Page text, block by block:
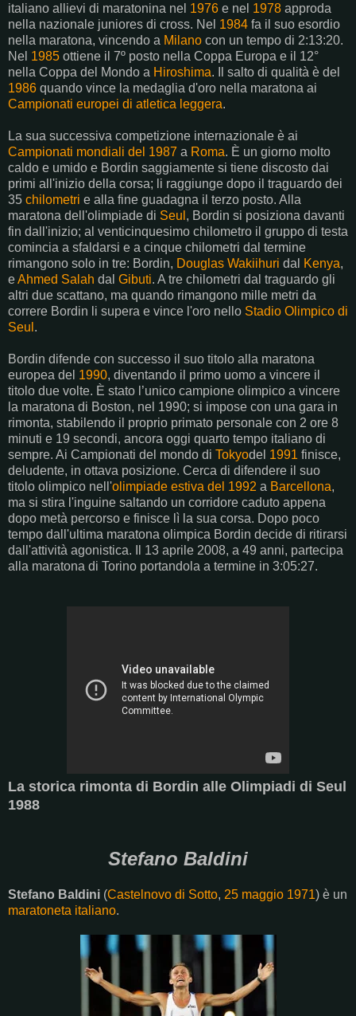
italiano allievi di maratonina nel 1976 e nel 1978 approda
nella nazionale juniores di cross. Nel 1984 fa il suo esordio
nella maratona, vincendo a Milano con un tempo di 2:13:20.
Nel 1985 ottiene il 7º posto nella Coppa Europa e il 12°
nella Coppa del Mondo a Hiroshima. Il salto di qualità è del
1986 quando vince la medaglia d'oro nella maratona ai
Campionati europei di atletica leggera.
La sua successiva competizione internazionale è ai
Campionati mondiali del 1987 a Roma. È un giorno molto
caldo e umido e Bordin saggiamente si tiene discosto dai
primi all'inizio della corsa; li raggiunge dopo il traguardo dei
35 chilometri e alla fine guadagna il terzo posto. Alla
maratona dell'olimpiade di Seul , Bordin si posiziona davanti
fin dall'inizio; al venticinquesimo chilometro il gruppo di testa
comincia a sfaldarsi e a cinque chilometri dal termine
rimangono solo in tre: Bordin, Douglas Wakiihuri dal Kenya,
eAhmed Salah dal Gibuti. A tre chilometri dal traguardo gli
altri due scattano, ma quando rimangono mille metri da
correre Bordin li supera e vince l'oro nello Stadio Olimpico di
Seul .
Bordin difende con successo il suo titolo alla maratona
europea del 1990, diventando il primo uomo a vincere il
titolo due volte. È stato l’unico campione olimpico a vincere
la maratona di Boston, nel 1990; si impose con una gara in
rimonta, stabilendo il proprio primato personale con 2 ore 8
minuti e 19 secondi, ancora oggi quarto tempo italiano di
sempre. Ai Campionati del mondo di Tokyodel 1991 finisce,
deludente, in ottava posizione. Cerca di difendere il suo
titolo olimpico nell'olimpiade estiva del 1992 a Barcellona,
ma si stira l'inguine saltando un corridore caduto appena
dopo metà percorso e finisce lì la sua corsa. Dopo poco
tempo dall'ultima maratona olimpica Bordin decide di ritirarsi
dall'attività agonistica. Il 13 aprile 2008, a 49 anni, partecipa
alla maratona di Torino portandola a termine in 3:05:27.
La storica rimonta di Bordin alle Olimpiadi di Seul
1988
Stefano Baldini
Stefano Baldini (Castelnovo di Sotto, 25 maggio 1971) è un
maratoneta italiano.